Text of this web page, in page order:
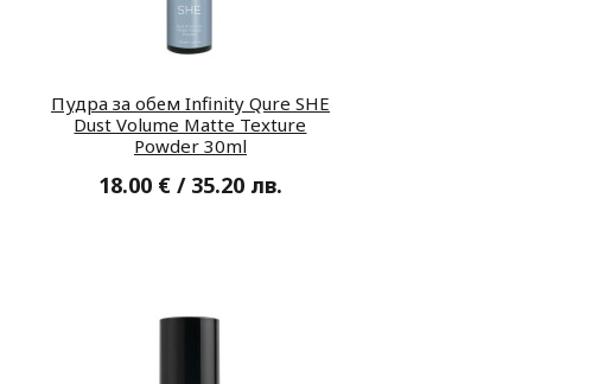
Пудра за обем Infinity Qure SHE
Dust Volume Matte Texture
Powder 30ml
18.00 € / 35.20 лв.